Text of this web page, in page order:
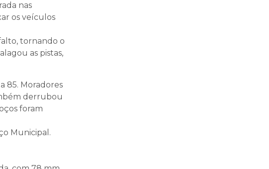
nas
os veículos
tornando o
as pistas,
85. Moradores
derrubou
foram
Municipal.